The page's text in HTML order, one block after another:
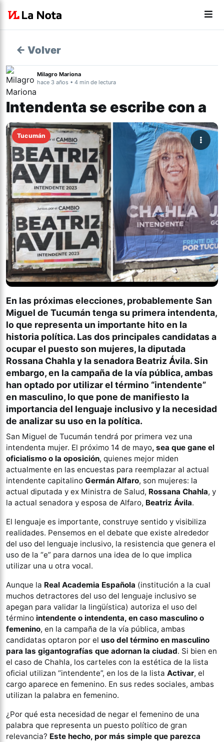
← Volver
Milagro Mariona
hace 3 años • 4 min de lectura
Intendenta se escribe con a
Tucumán
En las próximas elecciones, probablemente San
Miguel de Tucumán tenga su primera intendenta,
lo que representa un importante hito en la
historia política. Las dos principales candidatas a
ocupar el puesto son mujeres, la diputada
Rossana Chahla y la senadora Beatriz Ávila. Sin
embargo, en la campaña de la vía pública, ambas
han optado por utilizar el término “intendente”
en masculino, lo que pone de manifiesto la
importancia del lenguaje inclusivo y la necesidad
de analizar su uso en la política.
San Miguel de Tucumán tendrá por primera vez una
intendenta mujer. El próximo 14 de mayo, sea que gane el
oficialismo o la oposición, quienes mejor miden
actualmente en las encuestas para reemplazar al actual
intendente capitalino Germán Alfaro, son mujeres: la
actual diputada y ex Ministra de Salud, Rossana Chahla, y
la actual senadora y esposa de Alfaro, Beatriz Ávila.
El lenguaje es importante, construye sentido y visibiliza
realidades. Pensemos en el debate que existe alrededor
del uso del lenguaje inclusivo, la resistencia que genera el
uso de la “e” para darnos una idea de lo que implica
utilizar una u otra vocal.
Aunque la Real Academia Española (institución a la cual
muchos detractores del uso del lenguaje inclusivo se
apegan para validar la lingüística) autoriza el uso del
término intendente o intendenta, en caso masculino o
femenino, en la campaña de la vía pública, ambas
candidatas optaron por el uso del término en masculino
para las gigantografías que adornan la ciudad. Si bien en
el caso de Chahla, los carteles con la estética de la lista
oficial utilizan “intendente”, en los de la lista Activar, el
cargo aparece en femenino. En sus redes sociales, ambas
utilizan la palabra en femenino.
¿Por qué esta necesidad de negar el femenino de una
palabra que representa un puesto político de gran
relevancia? Este hecho, por más simple que parezca